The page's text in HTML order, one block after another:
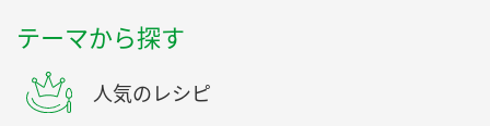
テーマから探す
人気のレシピ